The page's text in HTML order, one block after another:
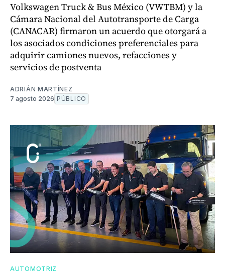
Volkswagen Truck & Bus México (VWTBM) y la
Cámara Nacional del Autotransporte de Carga
(CANACAR) firmaron un acuerdo que otorgará a
los asociados condiciones preferenciales para
adquirir camiones nuevos, refacciones y
servicios de postventa
ADRIÁN MARTÍNEZ
7 agosto 2026 PÚBLICO
AUTOMOTRIZ